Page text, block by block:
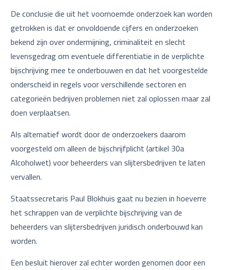
De conclusie die uit het voornoemde onderzoek kan worden
getrokken is dat er onvoldoende cijfers en onderzoeken
bekend zijn over ondermijning, criminaliteit en slecht
levensgedrag om eventuele differentiatie in de verplichte
bijschrijving mee te onderbouwen en dat het voorgestelde
onderscheid in regels voor verschillende sectoren en
categorieën bedrijven problemen niet zal oplossen maar zal
doen verplaatsen.
Als alternatief wordt door de onderzoekers daarom
voorgesteld om alleen de bijschrijfplicht (artikel 30a
Alcoholwet) voor beheerders van slijtersbedrijven te laten
vervallen.
Staatssecretaris Paul Blokhuis gaat nu bezien in hoeverre
het schrappen van de verplichte bijschrijving van de
beheerders van slijtersbedrijven juridisch onderbouwd kan
worden.
Een besluit hierover zal echter worden genomen door een